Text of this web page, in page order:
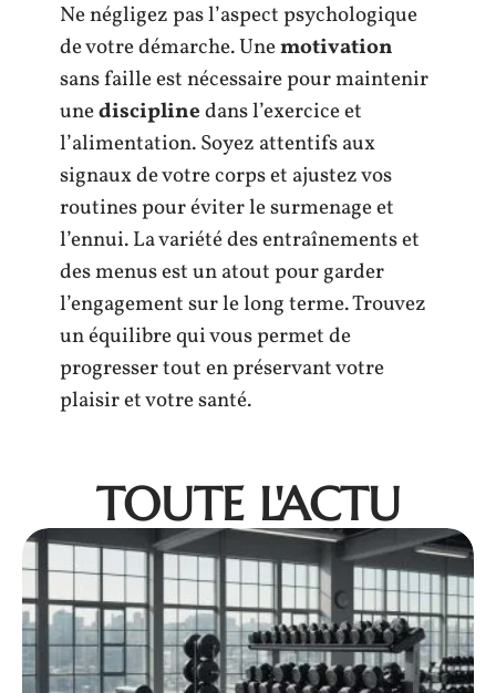
Ne négligez pas l’aspect psychologique
de votre démarche. Unemotivation
sans faille est nécessaire pour maintenir
unedisciplinedans l’exercice et
l’alimentation. Soyez attentifs aux
signaux de votre corps et ajustez vos
routines pour éviter le surmenage et
l’ennui. La variété des entraînements et
des menus est un atout pour garder
l’engagement sur le long terme. Trouvez
un équilibre qui vous permet de
progresser tout en préservant votre
plaisir et votre santé.
TOUTE L'ACTU